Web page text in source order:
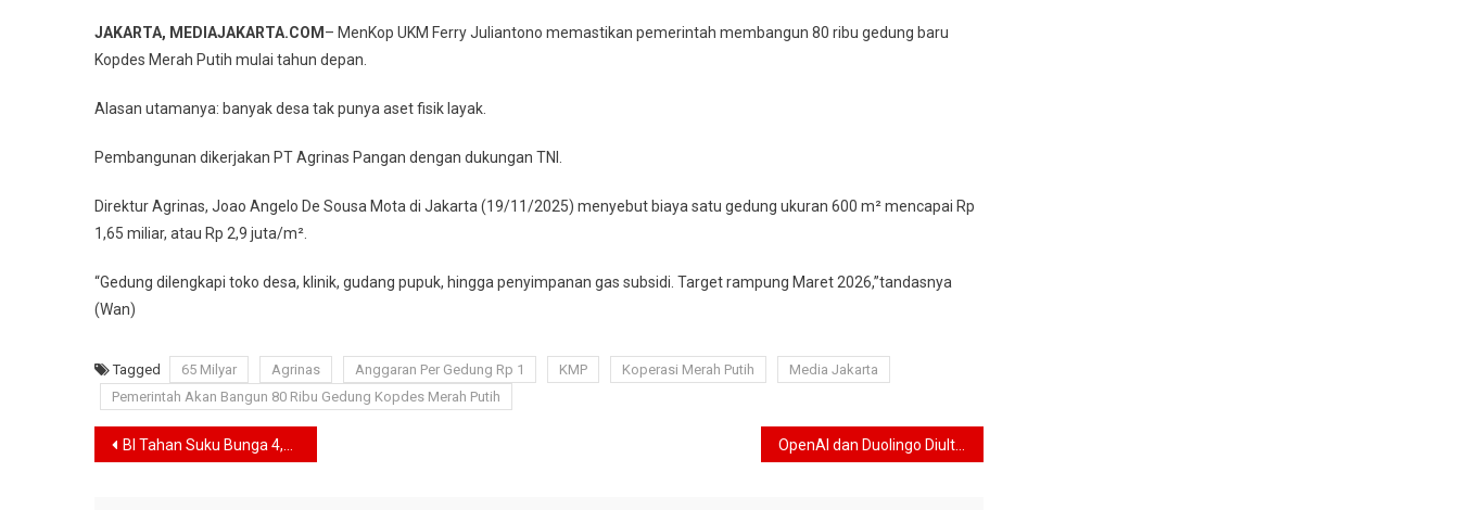
80
Ribu
Kopdes
Putih,
Per
1,65
JAKARTA, MEDIAJAKARTA.COM – MenKop UKM Ferry Juliantono memastikan pemerintah membangun 80 ribu gedung baru
Kopdes Merah Putih mulai tahun depan.
Alasan utamanya: banyak desa tak punya aset fisik layak.
Pembangunan dikerjakan PT Agrinas Pangan dengan dukungan TNI.
Direktur Agrinas, Joao Angelo De Sousa Mota di Jakarta (19/11/2025) menyebut biaya satu gedung ukuran 600 m² mencapai Rp
1,65 miliar, atau Rp 2,9 juta/m².
“Gedung dilengkapi toko desa, klinik, gudang pupuk, hingga penyimpanan gas subsidi. Target rampung Maret 2026,”tandasnya
(Wan)
Tagged 65 Milyar Agrinas Anggaran Per Gedung Rp 1 KMP Koperasi Merah Putih
Media Jakarta
Pemerintah Akan Bangun 80 Ribu Gedung Kopdes Merah Putih
Navigasi
BI Tahan Suku Bunga 4,75%, Rupiah Melemah Jadi yang Terlemah di Asia Tenggara